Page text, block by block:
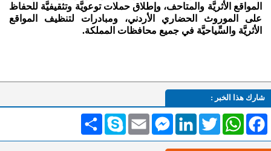
المواقع الأثريَّة والمتاحف، وإطلاق حملات توعويَّة وتثقيفيَّة للحفاظ
على الموروث الحضاري الأردني، ومبادرات لتنظيف المواقع
الأثريَّة والسِّياحيَّة في جميع محافظات المملكة.
شارك هذا الخبر :
انشر Skype Email
MessengerLinkedInTwitterWhatsAppFacebook